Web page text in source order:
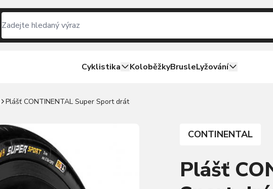
Cyklistika KoloběžkyBrusleLyžování
Plášť CONTINENTAL Super Sport drát
CONTINENTAL
Plášť